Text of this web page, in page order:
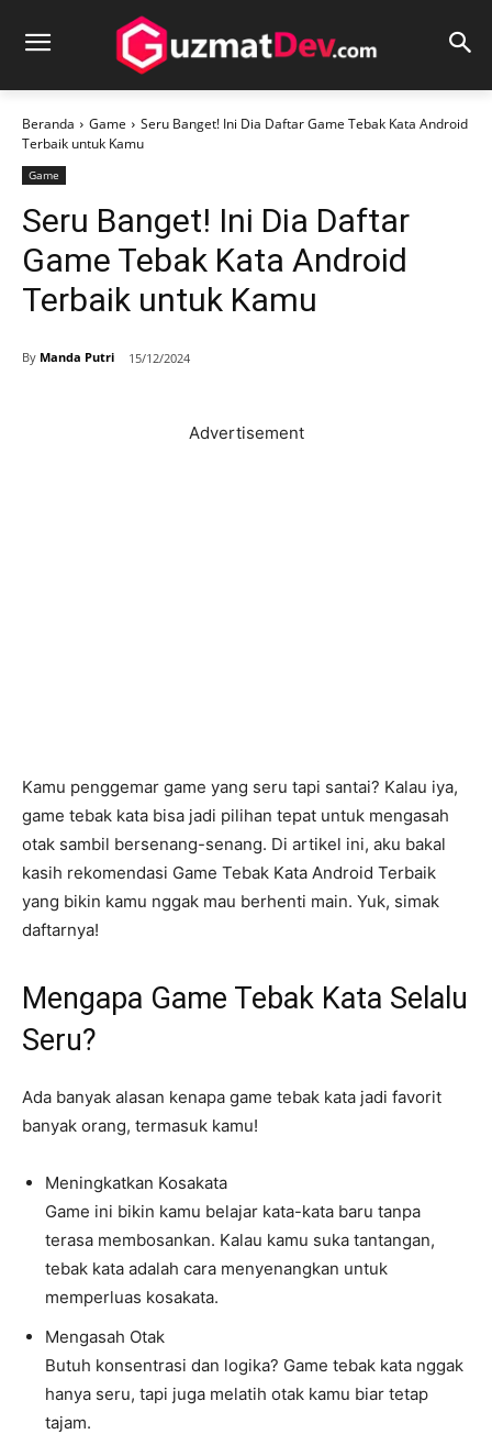
Beranda Game
Seru Banget! Ini Dia Daftar Game Tebak Kata Android
Terbaik untuk Kamu
Game
Seru Banget! Ini Dia Daftar
Game Tebak Kata Android
Terbaik untuk Kamu
By Manda Putri 15/12/2024
Advertisement
Kamu penggemar game yang seru tapi santai? Kalau iya,
game tebak kata bisa jadi pilihan tepat untuk mengasah
otak sambil bersenang-senang. Di artikel ini, aku bakal
kasih rekomendasi Game Tebak Kata Android Terbaik
yang bikin kamu nggak mau berhenti main. Yuk, simak
daftarnya!
Mengapa Game Tebak Kata Selalu
Seru?
Ada banyak alasan kenapa game tebak kata jadi favorit
banyak orang, termasuk kamu!
Meningkatkan Kosakata
Game ini bikin kamu belajar kata-kata baru tanpa
terasa membosankan. Kalau kamu suka tantangan,
tebak kata adalah cara menyenangkan untuk
memperluas kosakata.
Mengasah Otak
Butuh konsentrasi dan logika? Game tebak kata nggak
hanya seru, tapi juga melatih otak kamu biar tetap
tajam.